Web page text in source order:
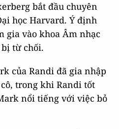
bắt đầu chuyên
học Harvard. Ý định
gia vào khoa Âm nhạc
từ chối.
của Randi đã gia nhập
trong khi Randi tốt
nổi tiếng với việc bỏ